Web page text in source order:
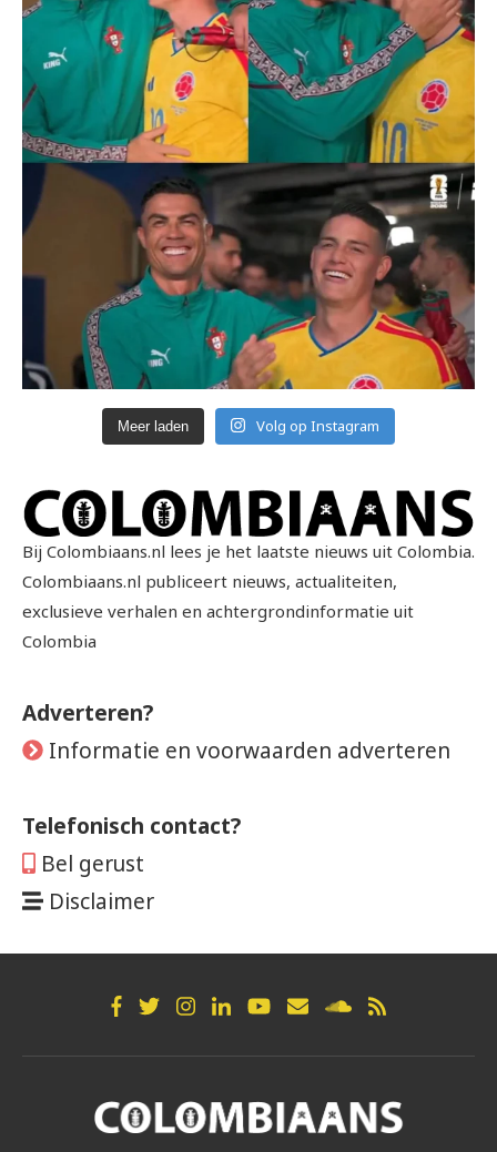
Meer laden Volg op Instagram
Bij Colombiaans.nl lees je het laatste nieuws uit Colombia.
Colombiaans.nl publiceert nieuws, actualiteiten,
exclusieve verhalen en achtergrondinformatie uit
Colombia
Adverteren?
Informatie en voorwaarden adverteren
Telefonisch contact?
Bel gerust
Disclaimer